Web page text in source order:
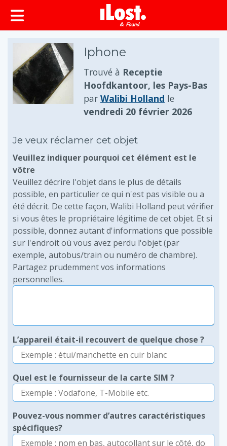
principal
Iphone
Trouvé à Receptie
Hoofdkantoor, les Pays-Bas
par Walibi Holland le
vendredi 20 février 2026
Je veux réclamer cet objet
Veuillez indiquer pourquoi cet élément est le
vôtre
Veuillez décrire l'objet dans le plus de détails
possible, en particulier ce qui n'est pas visible ou a
été décrit. De cette façon, Walibi Holland peut vérifier
si vous êtes le propriétaire légitime de cet objet. Et si
possible, donnez autant d'informations que possible
sur l'endroit où vous avez perdu l'objet (par
exemple, autobus/train ou numéro de chambre).
Partagez prudemment vos informations
personnelles.
L’appareil était-il recouvert de quelque chose ?
Quel est le fournisseur de la carte SIM ?
Pouvez-vous nommer d’autres caractéristiques
spécifiques?